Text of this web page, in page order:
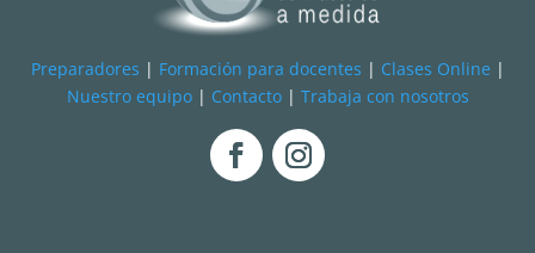
Preparadores | Formación para docentes | Clases Online |
Nuestro equipo| Contacto| Trabaja con nosotros